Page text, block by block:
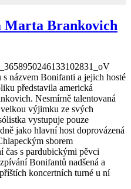
Brankovich
V
názvem Bonifanti a jejich hosté
představila americká
Nesmírně talentovaná
výjimku ze svých
vystupuje pouze
jako hlavní host doprovázená
sborem
s pardubickými pěvci
Bonifantů nadšená a
koncertních turné u ní